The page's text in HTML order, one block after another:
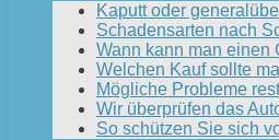
Kaputt oder
Schadensarten nach
Wann kann man einen
Welchen Kauf sollte
Mögliche Probleme
Wir überprüfen das
So schützen Sie sich